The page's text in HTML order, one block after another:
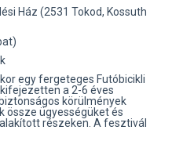
Ház (2531 Tokod, Kossuth
egy fergeteges Futóbicikli
a 2-6 éves
körülmények
össze ügyességüket és
részeken. A fesztivál